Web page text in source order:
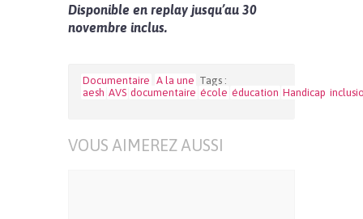
Disponible en replay jusqu’au 30
novembre inclus.
Documentaire A la une Tags :
aesh AVS documentaire école éducation Handicap
VOUS AIMEREZ AUSSI